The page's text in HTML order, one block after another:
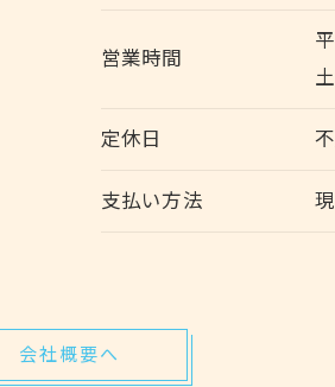
営業時間
定休日
支払い方法
会社概要へ